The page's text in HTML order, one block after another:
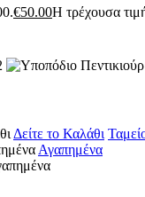
€50.00Η τρέχουσα
Δείτε το Καλάθι
Αγαπημένα